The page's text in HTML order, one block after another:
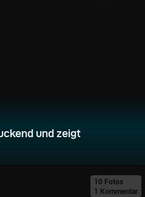
und zeigt
10 Fotos
1 Kommentar